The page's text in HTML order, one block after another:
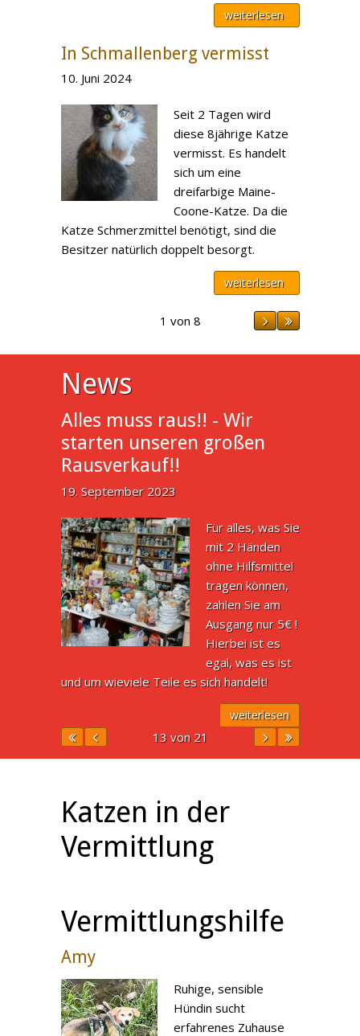
weiterlesen
In Schmallenberg vermisst
10. Juni 2024
Seit 2 Tagen wird
diese 8jährige Katze
vermisst. Es handelt
sich um eine
dreifarbige Maine-
Coone-Katze. Da die
Katze Schmerzmittel benötigt, sind die
Besitzer natürlich doppelt besorgt.
weiterlesen
1 von 8
News
Alles muss raus!! - Wir
starten unseren großen
Rausverkauf!!
19. September 2023
Für alles, was Sie
mit 2 Händen
ohne Hilfsmittel
tragen können,
zahlen Sie am
Ausgang nur 5€ !
Hierbei ist es
egal, was es ist
und um wieviele Teile es sich handelt!
weiterlesen
13 von 21
Katzen in der
Vermittlung
Vermittlungshilfe
Amy
Ruhige, sensible
Hündin sucht
erfahrenes Zuhause